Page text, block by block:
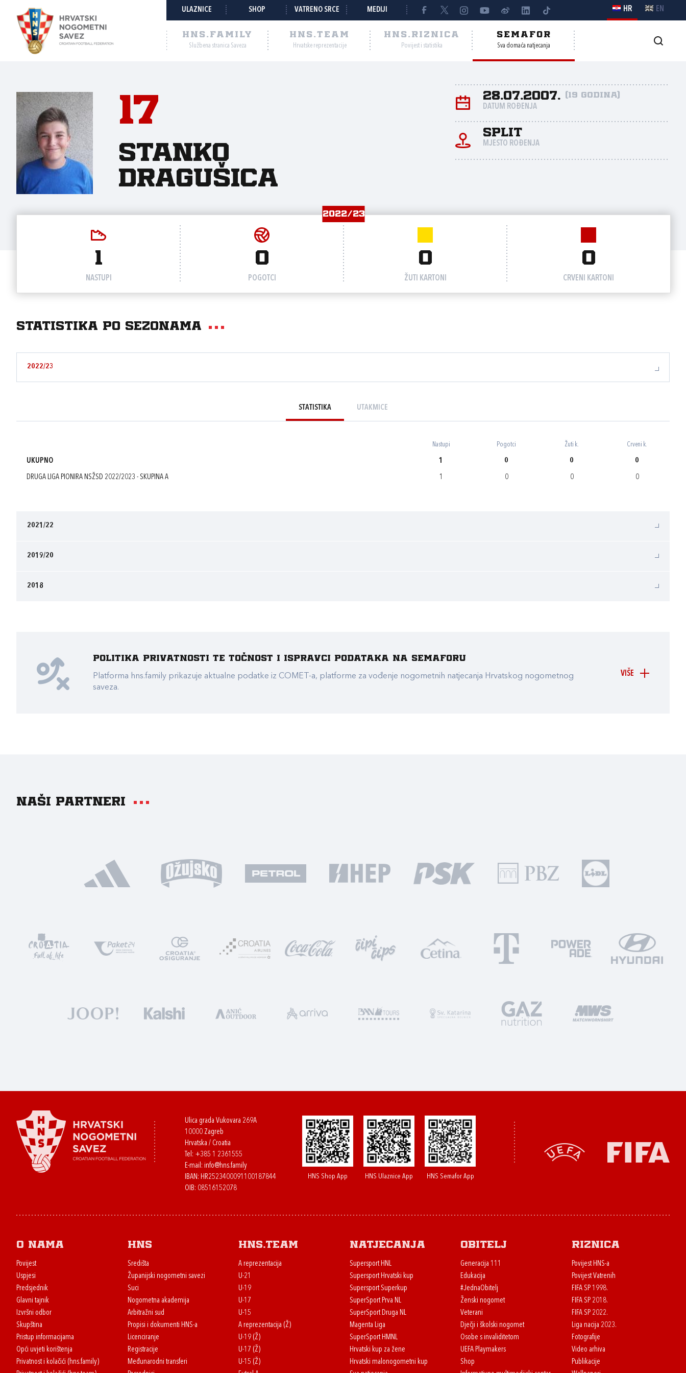
ULAZNICE SHOP VATRENO SRCE MEDIJI HR EN
HNS.FAMILY
Službena stranica Saveza
HNS.TEAM
Hrvatske reprezentacije
HNS.RIZNICA
Povijest i statistika
SEMAFOR
Sva domaća natjecanja
17
Stanko
Dragušica
28.07.2007. (19 godina)
DATUM ROĐENJA
Split
MJESTO ROĐENJA
2022/23
1
NASTUPI
0
POGOTCI
0
ŽUTI KARTONI
0
CRVENI KARTONI
Statistika po sezonama
2022/23
STATISTIKA UTAKMICE
Nastupi Pogotci Žuti k. Crveni k.
UKUPNO 1 0 0 0
DRUGA LIGA PIONIRA NSŽSD 2022/2023 - SKUPINA A 1 0 0 0
2021/22
2019/20
2018
VIŠE
Politika privatnosti te točnost i ispravci podataka na Semaforu
Platforma hns.family prikazuje aktualne podatke iz COMET-a, platforme za vođenje nogometnih natjecanja Hrvatskog nogometnog
saveza.
Naši partneri
Ulica grada Vukovara 269A
10000 Zagreb
Hrvatska / Croatia
Tel: +385 1 2361555
E-mail: info@hns.family
IBAN: HR2523400091100187844
OIB: 08516152078
HNS Shop App HNS Ulaznice App HNS Semafor App
O nama
Povijest
Uspjesi
Predsjednik
Glavni tajnik
Izvršni odbor
Skupština
Pristup informacijama
Opći uvjeti korištenja
Privatnost i kolačići (hns.family)
HNS
Središta
Županijski nogometni savezi
Suci
Nogometna akademija
Arbitražni sud
Propisi i dokumenti HNS-a
Licenciranje
Registracije
Međunarodni transferi
HNS.team
A reprezentacija
U-21
U-19
U-17
U-15
A reprezentacija (Ž)
U-19 (Ž)
U-17 (Ž)
U-15 (Ž)
Natjecanja
Supersport HNL
Supersport Hrvatski kup
Supersport Superkup
SuperSport Prva NL
SuperSport Druga NL
Magenta Liga
SuperSport HMNL
Hrvatski kup za žene
Hrvatski malonogometni kup
Obitelj
Generacija 111
Edukacija
#JednaObitelj
Ženski nogomet
Veterani
Dječji i školski nogomet
Osobe s invaliditetom
UEFA Playmakers
Shop
Riznica
Povijest HNS-a
Povijest Vatrenih
FIFA SP 1998.
FIFA SP 2018.
FIFA SP 2022.
Liga nacija 2023.
Fotografije
Video arhiva
Publikacije